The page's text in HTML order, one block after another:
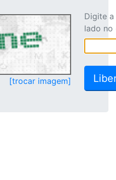
[trocar imagem]
Digite
lado no